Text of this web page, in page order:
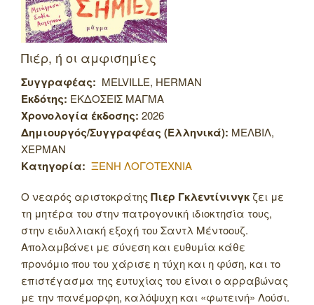
Πιέρ, ή οι αμφισημίες
Συγγραφέας: MELVILLE, HERMAN
Εκδότης: ΕΚΔΟΣΕΙΣ ΜΑΓΜΑ
Χρονολογία έκδοσης: 2026
Δημιουργός/Συγγραφέας (Ελληνικά): ΜΕΛΒΙΛ,
ΧΕΡΜΑΝ
Κατηγορία: ΞΕΝΗ ΛΟΓΟΤΕΧΝΙΑ
Ο νεαρός αριστοκράτης Πιερ Γκλεντίνινγκ ζει με
τη μητέρα του στην πατρογονική ιδιοκτησία τους,
στην ειδυλλιακή εξοχή του Σαντλ Μέντοουζ.
Απολαμβάνει με σύνεση και ευθυμία κάθε
προνόμιο που του χάρισε η τύχη και η φύση, και το
επιστέγασμα της ευτυχίας του είναι ο αρραβώνας
με την πανέμορφη, καλόψυχη και «φωτεινή» Λούσι.